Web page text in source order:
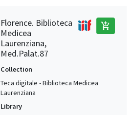
Florence. Biblioteca
Medicea
Laurenziana,
Med.Palat.87
add_shopping_cart
Collection
Teca digitale - Biblioteca Medicea
Laurenziana
Library